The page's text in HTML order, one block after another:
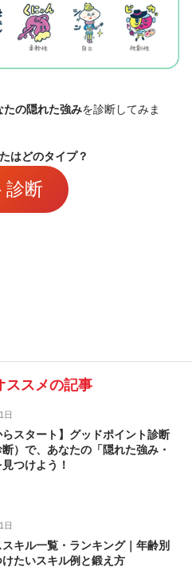
たの隠れた強みを診断してみま
はどのタイプ？
診断
ススメの記事
日
らスタート】グッドポイント診断
断）で、あなたの「隠れた強み・
つけよう！
日
スキル一覧・ランキング｜年齢別
けたいスキル例と鍛え方